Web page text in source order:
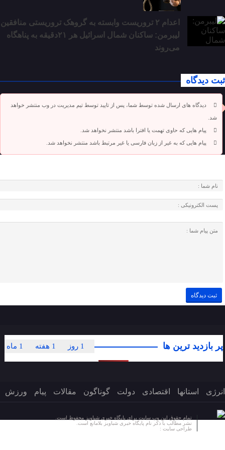
اعدام ۲ تروریست وابسته به گروهک تروریستی منافقین
لیبرمن: ساکنان شمال اسرائیل هر ۲۱دقیقه به پناهگاه
می‌روند
ثبت دیدگاه
دیدگاه های ارسال شده توسط شما، پس از تایید توسط تیم مدیریت در وب منتشر خواهد
شد.
پیام هایی که حاوی تهمت یا افترا باشد منتشر نخواهد شد.
پیام هایی که به غیر از زبان فارسی یا غیر مرتبط باشد منتشر نخواهد شد.
پر بازدید ترین ها 1 ماه 1 هفته 1 روز
انرژی استانها اقتصادی دولت گوناگون مقالات پیام ورزش
تمام حقوق این وب سایت برای پایگاه خبری شباویز محفوظ است.
نشر مطالب با ذکر نام پایگاه خبری شباویز بلامانع است.
طراحی سایت :